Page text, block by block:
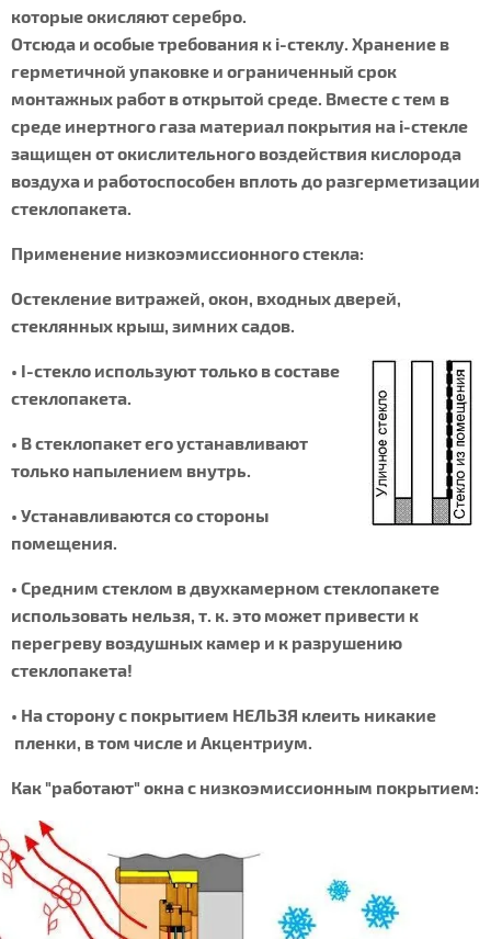
которые окисляют серебро.
Отсюда и особые требования к i-стеклу. Хранение в
герметичной упаковке и ограниченный срок
монтажных работ в открытой среде. Вместе с тем в
среде инертного газа материал покрытия на i-стекле
защищен от окислительного воздействия кислорода
воздуха и работоспособен вплоть до разгерметизации
стеклопакета.
Применение низкоэмиссионного стекла:
Остекление витражей, окон, входных дверей,
стеклянных крыш, зимних садов.
• I-стекло используют только в составе
стеклопакета.
• В стеклопакет его устанавливают
только напылением внутрь.
• Устанавливаются со стороны
помещения.
• Средним стеклом в двухкамерном стеклопакете
использовать нельзя, т. к. это может привести к
перегреву воздушных камер и к разрушению
стеклопакета!
• На сторону с покрытием НЕЛЬЗЯ клеить никакие
пленки, в том числе и Акцентриум.
Как "работают" окна с низкоэмиссионным покрытием: